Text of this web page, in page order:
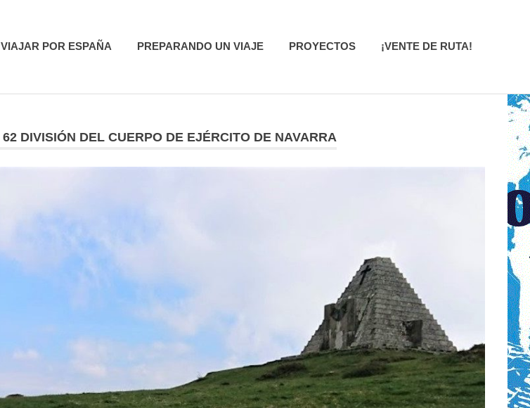
VIAJAR POR ESPAÑA PREPARANDO UN VIAJE PROYECTOS ¡VENTE DE RUTA!
62 DIVISIÓN DEL CUERPO DE EJÉRCITO DE NAVARRA